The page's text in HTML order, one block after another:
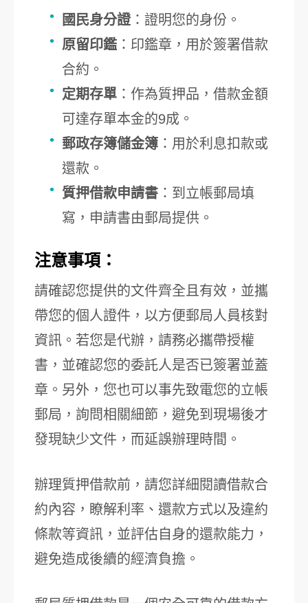
國民身分證：證明您的身份。
原留印鑑 ：印鑑章，用於簽署借款
合約。
定期存單 ：作為質押品，借款金額
可達存單本金的9成。
郵政存簿儲金簿 ：用於利息扣款或
還款。
質押借款申請書 ：到立帳郵局填
寫，申請書由郵局提供。
注意事項：
請確認您提供的文件齊全且有效，並攜
帶您的個人證件，以方便郵局人員核對
資訊。若您是代辦，請務必攜帶授權
書，並確認您的委託人是否已簽署並蓋
章。另外，您也可以事先致電您的立帳
郵局，詢問相關細節，避免到現場後才
發現缺少文件，而延誤辦理時間。
辦理質押借款前，請您詳細閱讀借款合
約內容，瞭解利率、還款方式以及違約
條款等資訊，並評估自身的還款能力，
避免造成後續的經濟負擔。